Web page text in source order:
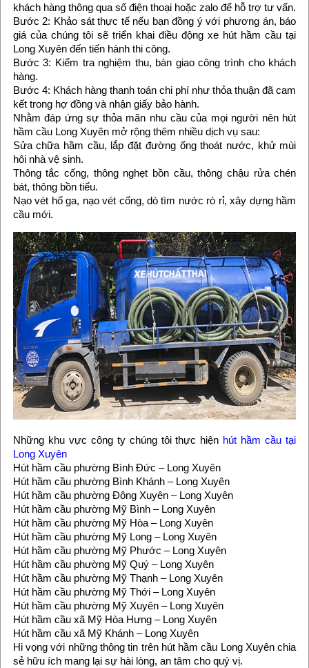
khách hàng thông qua số điện thoại hoặc zalo để hỗ trợ tư vấn.
Bước 2: Khảo sát thực tế nếu bạn đồng ý với phương án, báo
giá của chúng tôi sẽ triển khai điều động xe hút hầm cầu tại
Long Xuyên đến tiến hành thi công.
Bước 3: Kiểm tra nghiệm thu, bàn giao công trình cho khách
hàng.
Bước 4: Khách hàng thanh toán chi phí như thỏa thuận đã cam
kết trong hợ đồng và nhận giấy bảo hành.
Nhằm đáp ứng sự thỏa mãn nhu cầu của mọi người nên hút
hầm cầu Long Xuyên mở rộng thêm nhiều dịch vụ sau:
Sửa chữa hầm cầu, lắp đặt đường ống thoát nước, khử mùi
hôi nhà vệ sinh.
Thông tắc cống, thông nghẹt bồn cầu, thông chậu rửa chén
bát, thông bồn tiểu.
Nạo vét hố ga, nạo vét cống, dò tìm nước rò rỉ, xây dựng hầm
cầu mới.
Những khu vực công ty chúng tôi thực hiện hút hầm cầu tại
Long Xuyên
Hút hầm cầu phường Bình Đức – Long Xuyên
Hút hầm cầu phường Bình Khánh – Long Xuyên
Hút hầm cầu phường Đông Xuyên – Long Xuyên
Hút hầm cầu phường Mỹ Bình – Long Xuyên
Hút hầm cầu phường Mỹ Hòa – Long Xuyên
Hút hầm cầu phường Mỹ Long – Long Xuyên
Hút hầm cầu phường Mỹ Phước – Long Xuyên
Hút hầm cầu phường Mỹ Quý – Long Xuyên
Hút hầm cầu phường Mỹ Thạnh – Long Xuyên
Hút hầm cầu phường Mỹ Thới – Long Xuyên
Hút hầm cầu phường Mỹ Xuyên – Long Xuyên
Hút hầm cầu xã Mỹ Hòa Hưng – Long Xuyên
Hút hầm cầu xã Mỹ Khánh – Long Xuyên
Hi vọng với những thông tin trên hút hầm cầu Long Xuyên chia
sẻ hữu ích mang lại sự hài lòng, an tâm cho quý vị.